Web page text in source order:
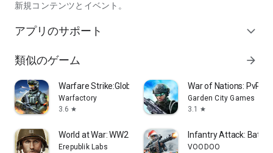
新規コンテンツとイベント。
アプリのサポート expand_more
類似のゲーム arrow_forward
Warfare Strike:Global War
Warfactory
3.6 star
War of Nations: PvP
Garden City Games
3.1
star
World at War: WW2 Strategy
Erepublik Labs
Infantry Attack: Battle
VOODOO